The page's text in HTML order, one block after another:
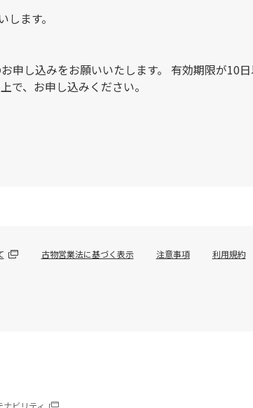
ます。
申し込みをお願いいたします。 有効期限が10
で、お申し込みください。
古物営業法に基づく表示 注意事項
利用規約
ナビリティ